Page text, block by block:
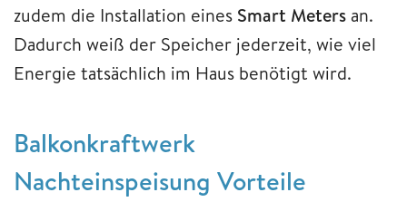
zudem die Installation eines Smart Meters an.
Dadurch weiß der Speicher jederzeit, wie viel
Energie tatsächlich im Haus benötigt wird.
Balkonkraftwerk
Nachteinspeisung Vorteile